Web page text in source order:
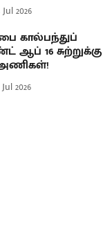
2026
கால்பந்துப்
ஆப் 16 சுற்றுக்கு
2026